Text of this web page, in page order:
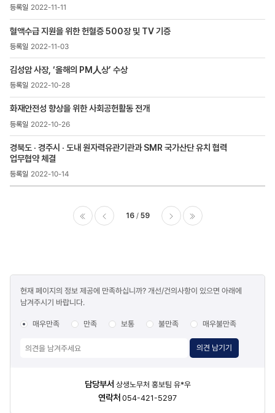
2022-11-11
혈액수급 지원을 위한 헌혈증 500장 및 TV 기증
2022-11-03
김성암 사장, ‘올해의 PM人상’ 수상
2022-10-28
화재안전성 향상을 위한 사회공헌활동 전개
2022-10-26
경북도 · 경주시 · 도내 원자력유관기관과 SMR 국가산단 유치 협력
업무협약 체결
2022-10-14
16 59
만족도
조사
현재 페이지의 정보 제공에 만족하십니까? 개선/건의사항이 있으면 아래에
남겨주시기 바랍니다.
매우만족 만족 보통 불만족 매우불만족
의견 남기기
담당부서 상생노무처 홍보팀 유*우
연락처 054-421-5297